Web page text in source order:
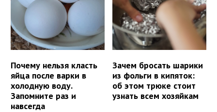
Почему нельзя класть
яйца после варки в
холодную воду.
Запомните раз и
навсегда
Зачем бросать шарики
из фольги в кипяток:
об этом трюке стоит
узнать всем хозяйкам